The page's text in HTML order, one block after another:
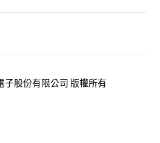
子股份有限公司 版權所有